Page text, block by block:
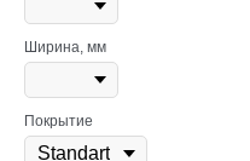
Ширина, мм
Покрытие